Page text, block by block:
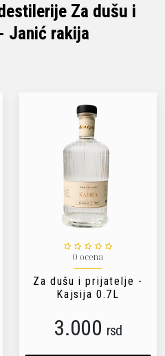
Za dušu i
Janić rakija
0 ocena
Za dušu i prijatelje -
Kajsija 0.7L
3.000 rsd